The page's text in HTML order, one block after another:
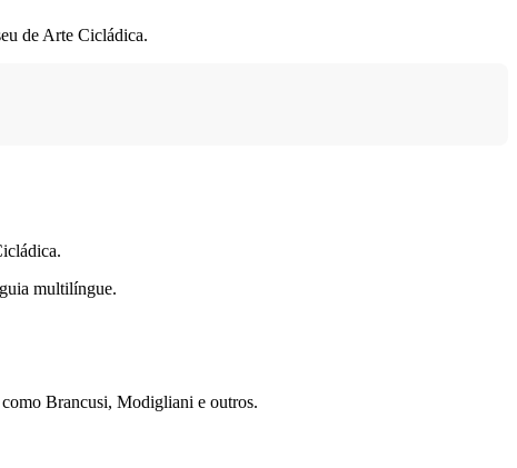
de Arte Cicládica.
multilíngue.
como Brancusi, Modigliani e outros.